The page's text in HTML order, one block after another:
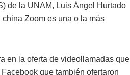
de la UNAM, Luis Ángel Hurtado
Zoom es una o la más
en la oferta de videollamadas que
que también ofertaron